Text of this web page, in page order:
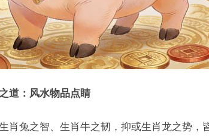
道：风水物品点睛
肖兔之智、生肖牛之韧，抑或生肖龙之势，